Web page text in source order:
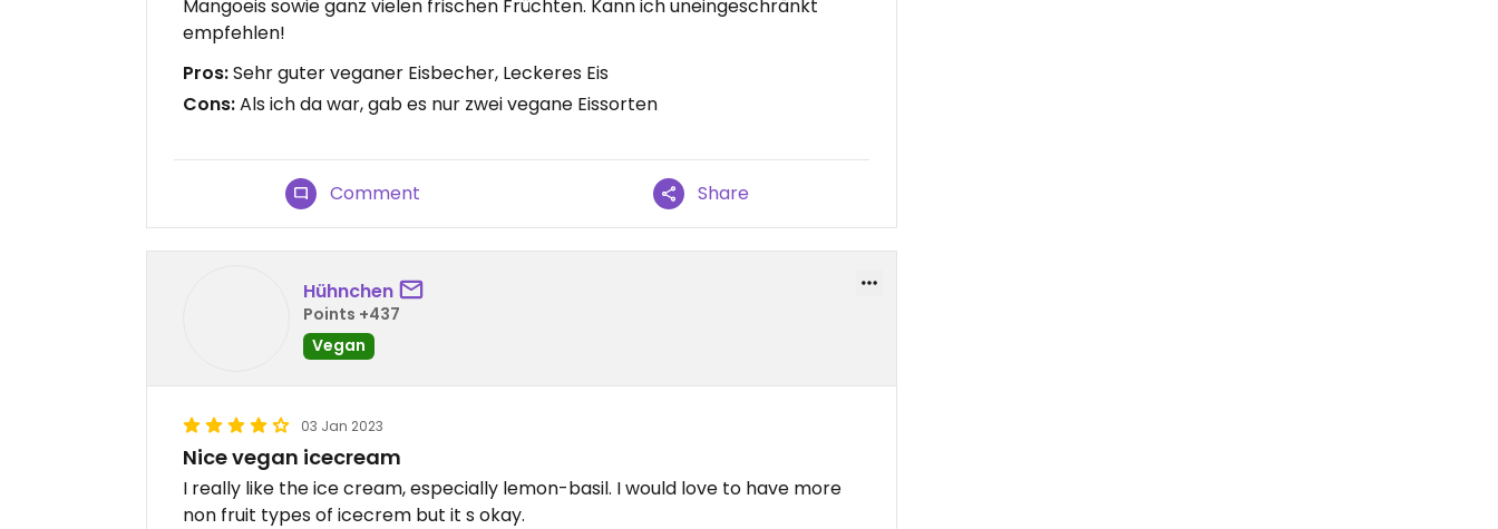
Mangoeis sowie ganz vielen frischen Früchten. Kann ich uneingeschränkt
empfehlen!
Pros:Sehr guter veganer Eisbecher, Leckeres Eis
Cons:Als ich da war, gab es nur zwei vegane Eissorten
Comment Share
Hühnchen
Points +437
Vegan
03 Jan 2023
Nice vegan icecream
I really like the ice cream, especially lemon-basil. I would love to have more
non fruit types of icecrem but it s okay.